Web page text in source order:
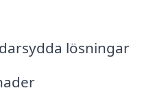
lösningar